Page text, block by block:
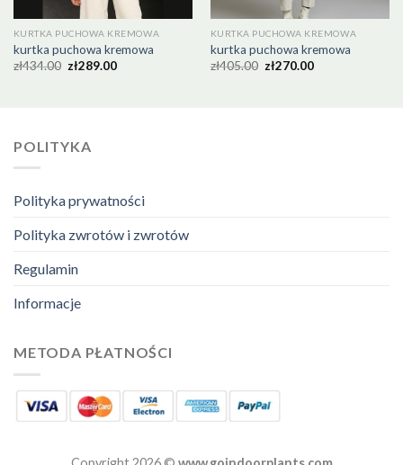
KURTKA PUCHOWA KREMOWA
kurtka puchowa kremowa
zł434.00 zł289.00
KURTKA PUCHOWA KREMOWA
kurtka puchowa kremowa
zł405.00 zł270.00
POLITYKA
Polityka prywatności
Polityka zwrotów i zwrotów
Regulamin
Informacje
METODA PŁATNOŚCI